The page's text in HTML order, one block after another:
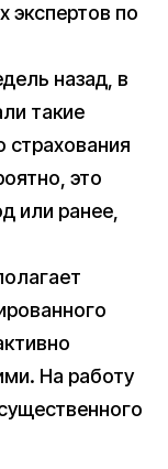
экспертов по
назад, в
такие
страхования
это
или ранее,
На работу